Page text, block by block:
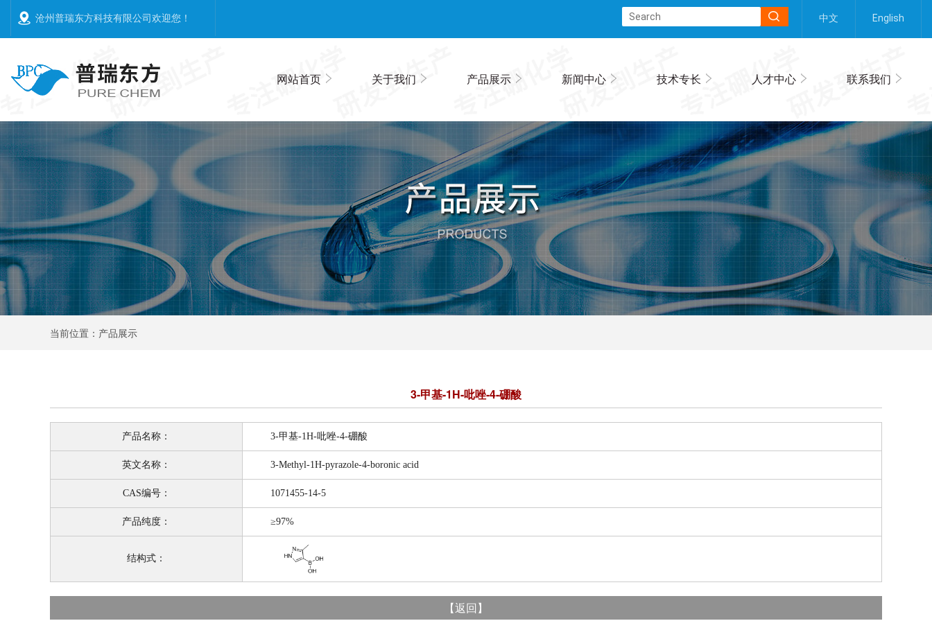
沧州普瑞东方科技有限公司欢迎您 ！ 中文 English
网站首页 关于我们 产品展示 新闻中心 技术专长 人才中心 联系我们
当前位置：产品展示
3-甲基-1H-吡唑-4-硼酸
产品名称： 3-甲基-1H-吡唑-4-硼酸
英文名称： 3-Methyl-1H-pyrazole-4-boronic acid
CAS编号： 1071455-14-5
产品纯度： ≥97%
结构式：
【返回】